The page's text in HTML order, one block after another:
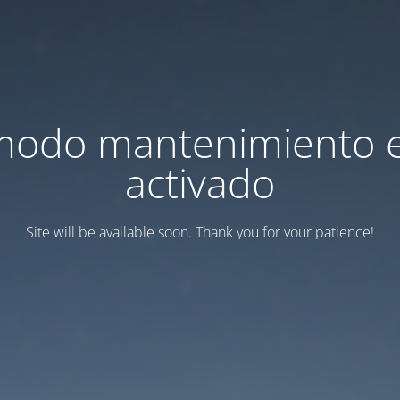
mantenimiento
activado
Site will be available soon. Thank you for your patience!